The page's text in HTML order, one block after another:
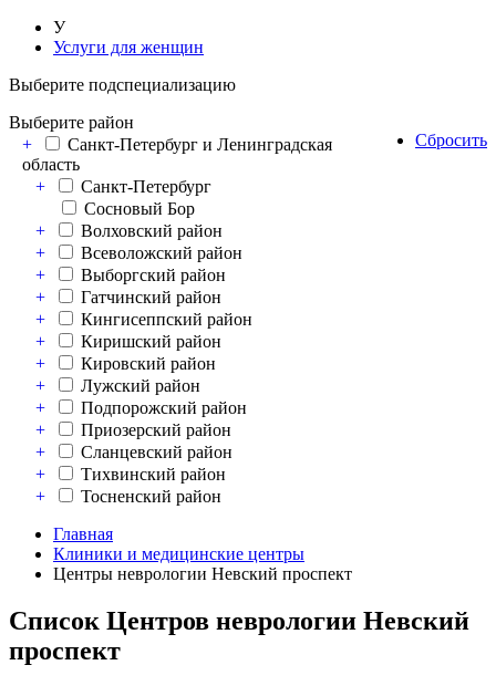
У
Услуги для женщин
Выберите подспециализацию
Сбросить
Выберите район
+
Санкт-Петербург и Ленинградская
область
+
Санкт-Петербург
Сосновый Бор
+
Волховский район
+
Всеволожский район
+
Выборгский район
+
Гатчинский район
+
Кингисеппский район
+
Киришский район
+
Кировский район
+
Лужский район
+
Подпорожский район
+
Приозерский район
+
Сланцевский район
+
Тихвинский район
+
Тосненский район
Главная
Клиники и медицинские центры
Центры неврологии Невский проспект
Список Центров неврологии Невский
проспект